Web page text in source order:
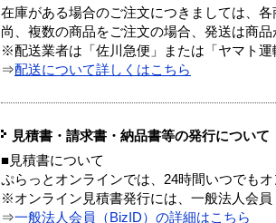
在庫がある場合のご注文につきましては、
尚、複数の商品をご注文の場合、発送は商
※配送業者は「佐川急便」または「ヤマト
⇒配送について詳しくはこちら
見積書・請求書・納品書等の発行について
■見積書について
ぷらっとオンラインでは、24時間いつでも
※オンライン見積書発行には、一般法人会員
⇒一般法人会員（BizID）の詳細はこちら